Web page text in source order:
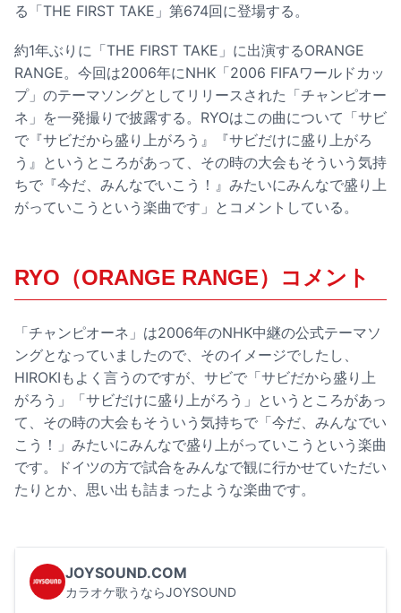
る「THE FIRST TAKE」第674回に登場する。
約1年ぶりに「THE FIRST TAKE」に出演するORANGE
RANGE。今回は2006年にNHK「2006 FIFAワールドカッ
プ」のテーマソングとしてリリースされた「チャンピオー
ネ」を一発撮りで披露する。RYOはこの曲について「サビ
で『サビだから盛り上がろう』『サビだけに盛り上がろ
う』というところがあって、その時の大会もそういう気持
ちで『今だ、みんなでいこう！』みたいにみんなで盛り上
がっていこうという楽曲です」とコメントしている。
RYO（ORANGE RANGE）コメント
「チャンピオーネ」は2006年のNHK中継の公式テーマソ
ングとなっていましたので、そのイメージでしたし、
HIROKIもよく言うのですが、サビで「サビだから盛り上
がろう」「サビだけに盛り上がろう」というところがあっ
て、その時の大会もそういう気持ちで「今だ、みんなでい
こう！」みたいにみんなで盛り上がっていこうという楽曲
です。ドイツの方で試合をみんなで観に行かせていただい
たりとか、思い出も詰まったような楽曲です。
JOYSOUND.COM
カラオケ歌うならJOYSOUND